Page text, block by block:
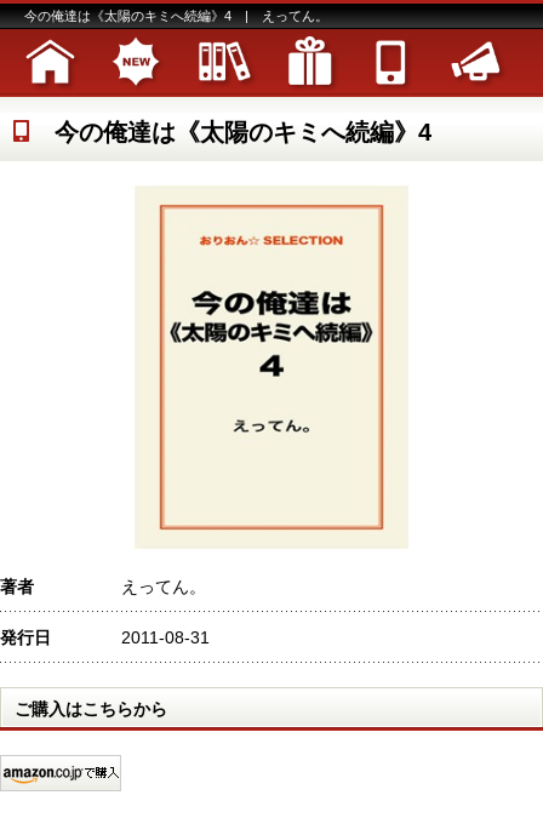
今の俺達は《太陽のキミへ続編》4 | えってん。
今の俺達は《太陽のキミへ続編》4
著者 えってん。
発行日 2011-08-31
ご購入はこちらから